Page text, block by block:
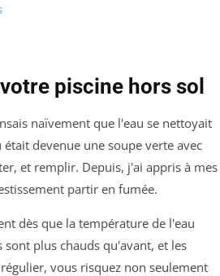
piscine hors sol
naïvement que l'eau se nettoyait
devenue une soupe verte avec
et remplir. Depuis, j'ai appris à mes
partir en fumée.
dès que la température de l'eau
sont plus chauds qu'avant, et les
vous risquez non seulement